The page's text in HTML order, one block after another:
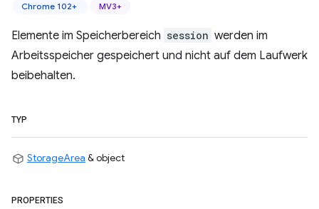
Chrome 102+ MV3+
Elemente im Speicherbereich session werden im
Arbeitsspeicher gespeichert und nicht auf dem Laufwerk
beibehalten.
TYP
StorageArea & object
PROPERTIES